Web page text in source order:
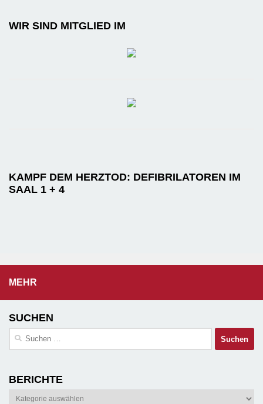
WIR SIND MITGLIED IM
KAMPF DEM HERZTOD: DEFIBRILATOREN IM
SAAL 1 + 4
MEHR
SUCHEN
Suchen
BERICHTE
Berichte